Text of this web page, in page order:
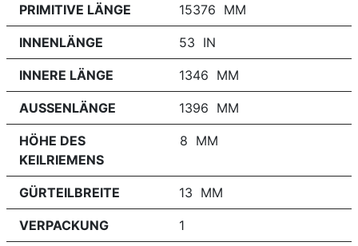
PRIMITIVE LÄNGE 15376 MM
INNENLÄNGE 53 IN
INNERE LÄNGE 1346 MM
AUSSENLÄNGE 1396 MM
HÖHE DES
KEILRIEMENS
8 MM
GÜRTEILBREITE 13 MM
VERPACKUNG 1